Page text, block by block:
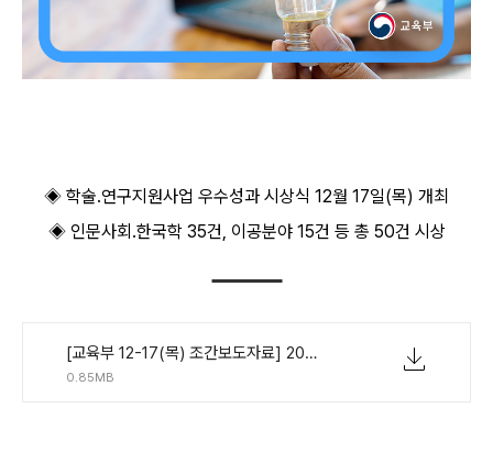
◈ 학술․연구지원사업 우수성과 시상식 12월 17일(목) 개최
◈ 인문사회․한국학 35건, 이공분야 15건 등 총 50건 시상
[교육부 12-17(목) 조간보도자료] 2020년 교육부 학술연구지원사업 우수성과 50선 발표.pdf
0.85MB